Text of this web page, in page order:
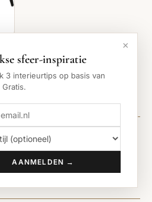
dan zomaar een
×
sfeer-inspiratie
3 interieurtips op basis van
AANMELDEN →